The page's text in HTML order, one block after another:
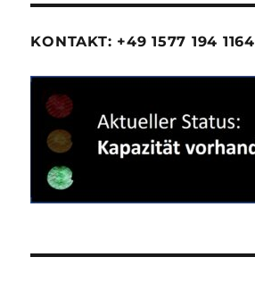
KONTAKT: +49 1577 194 1164